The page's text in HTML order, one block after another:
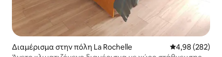
Διαμέρισμα στην πόλη La Rochelle Μέση
4,98 (282)